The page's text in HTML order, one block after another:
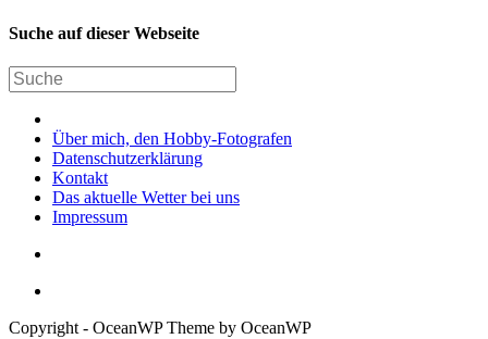
Suche auf dieser Webseite
Über mich, den Hobby-Fotografen
Datenschutzerklärung
Kontakt
Das aktuelle Wetter bei uns
Impressum
Copyright - OceanWP Theme by OceanWP